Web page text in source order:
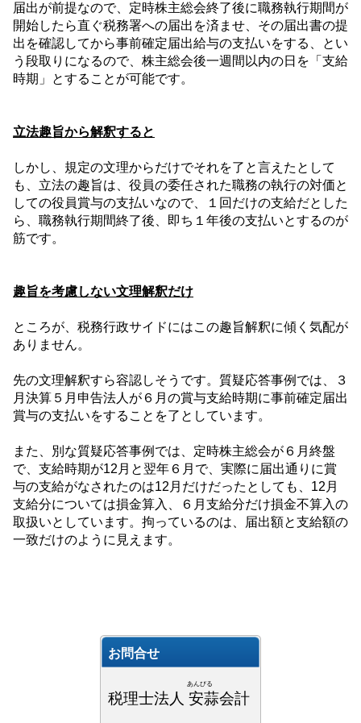
届出が前提なので、定時株主総会終了後に職務執行期間が
開始したら直ぐ税務署への届出を済ませ、その届出書の提
出を確認してから事前確定届出給与の支払いをする、とい
う段取りになるので、株主総会後一週間以内の日を「支給
時期」とすることが可能です。
立法趣旨から解釈すると
しかし、規定の文理からだけでそれを了と言えたとして
も、立法の趣旨は、役員の委任された職務の執行の対価と
しての役員賞与の支払いなので、１回だけの支給だとした
ら、職務執行期間終了後、即ち１年後の支払いとするのが
筋です。
趣旨を考慮しない文理解釈だけ
ところが、税務行政サイドにはこの趣旨解釈に傾く気配が
ありません。
先の文理解釈すら容認しそうです。質疑応答事例では、３
月決算５月申告法人が６月の賞与支給時期に事前確定届出
賞与の支払いをすることを了としています。
また、別な質疑応答事例では、定時株主総会が６月終盤
で、支給時期が12 月と翌年６月で、実際に届出通りに賞
与の支給がなされたのは12 月だけだったとしても、 12 月
支給分については損金算入、６月支給分だけ損金不算入の
取扱いとしています。拘っているのは、届出額と支給額の
一致だけのように見えます。
お問合せ
あんびる
税理士法人 安蒜会計